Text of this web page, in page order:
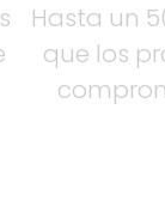
Hasta un
que los